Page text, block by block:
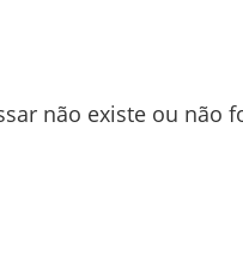
não existe ou não